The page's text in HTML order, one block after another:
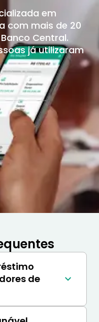
em
com mais de 20
Central.
já utilizaram
de
das
todo